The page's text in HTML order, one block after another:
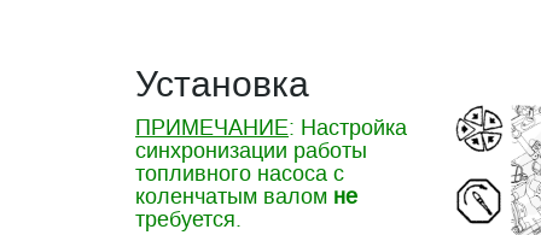
Установка
ПРИМЕЧАНИЕ: Настройка
синхронизации работы
топливного насоса с
коленчатым валом не
требуется.